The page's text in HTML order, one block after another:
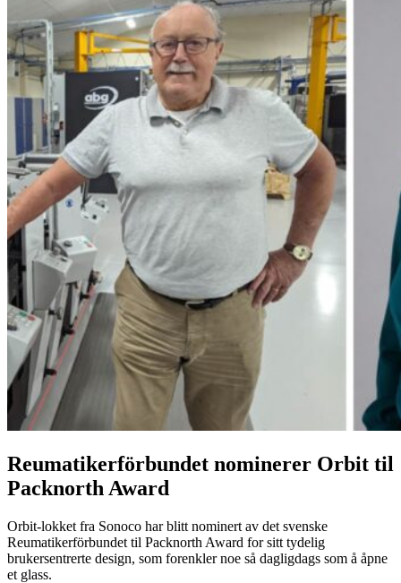
Reumatikerförbundet nominerer Orbit til
Packnorth Award
Orbit-lokket fra Sonoco har blitt nominert av det svenske
Reumatikerförbundet til Packnorth Award for sitt tydelig
brukersentrerte design, som forenkler noe så dagligdags som å åpne
et glass.